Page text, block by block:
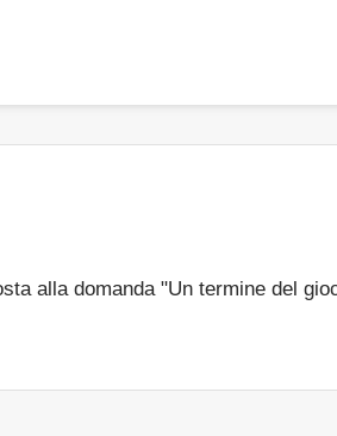
alla domanda "Un termine del